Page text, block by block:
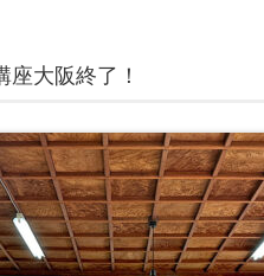
座大阪終了！